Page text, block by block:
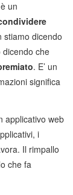
è un
stiamo dicendo
dicendo che
. E’ un
significa
applicativo web
i
Il rimpallo
che fa